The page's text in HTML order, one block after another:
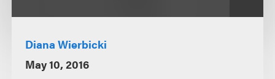
Diana Wierbicki
May 10, 2016